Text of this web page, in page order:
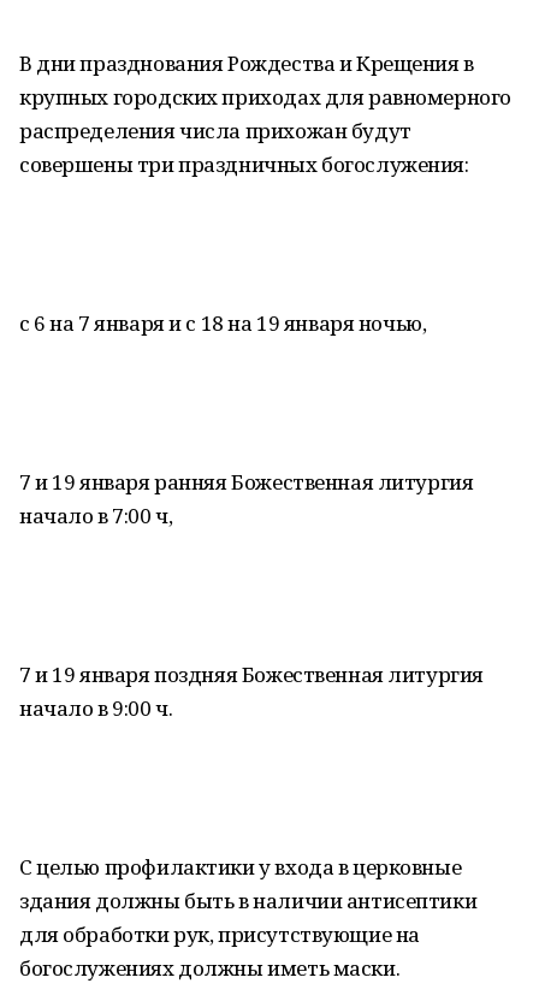
В дни празднования Рождества и Крещения в
крупных городских приходах для равномерного
распределения числа прихожан будут
совершены три праздничных богослужения:
с 6 на 7 января и с 18 на 19 января ночью,
7 и 19 января ранняя Божественная литургия
начало в 7:00 ч,
7 и 19 января поздняя Божественная литургия
начало в 9:00 ч.
С целью профилактики у входа в церковные
здания должны быть в наличии антисептики
для обработки рук, присутствующие на
богослужениях должны иметь маски.